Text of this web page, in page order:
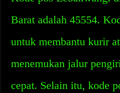
Barat adalah 45554.
untuk membantu kurir
menemukan jalur
cepat. Selain itu, kode